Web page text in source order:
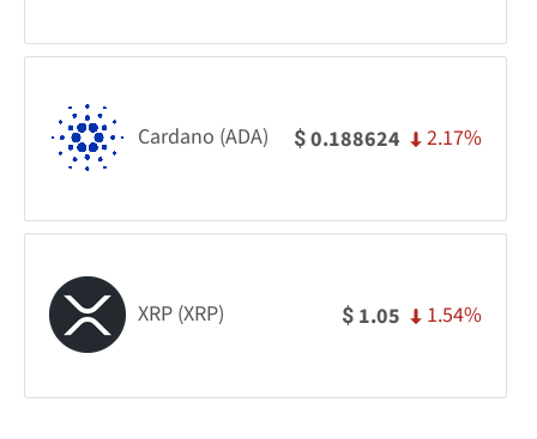
Cardano (ADA) $0.188624 2.17%
XRP (XRP) $ 1.05 1.54%